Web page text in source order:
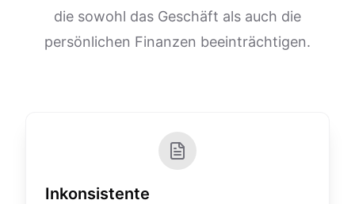
die sowohl das Geschäft als auch die
persönlichen Finanzen beeinträchtigen.
Inkonsistente